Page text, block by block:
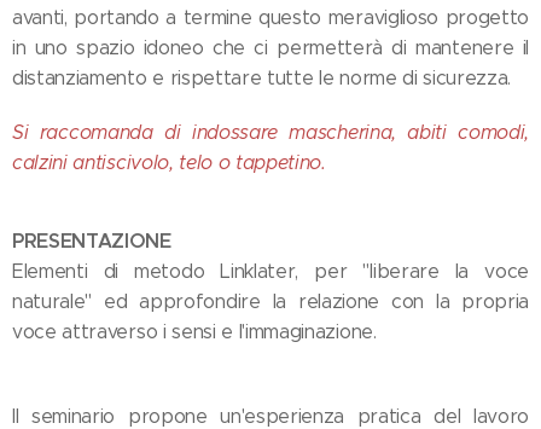
avanti, portando a termine questo meraviglioso progetto
in uno spazio idoneo che ci permetterà di mantenere il
distanziamento e rispettare tutte le norme di sicurezza.
Si raccomanda di indossare mascherina, abiti comodi,
calzini antiscivolo, telo o tappetino.
PRESENTAZIONE
Elementi di metodo Linklater, per "liberare la voce
naturale" ed approfondire la relazione con la propria
voce attraverso i sensi e l'immaginazione.
Il seminario propone un'esperienza pratica del lavoro